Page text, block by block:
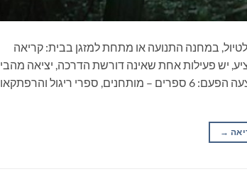
במחנה התנועה או מתחת למזגן בבית: קריאה
יש פעילות אחת שאינה דורשת הדרכה, יציאה
ונסיעה, התארגנות ממושכת ואפילו שיחה: קריאת ספרים. וההצעה הפעם: 6 ספרים – מותחנים, ספרי ריגול
→